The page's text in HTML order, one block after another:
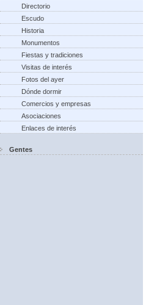
Directorio
Escudo
Historia
Monumentos
Fiestas y tradiciones
Visitas de interés
Fotos del ayer
Dónde dormir
Comercios y empresas
Asociaciones
Enlaces de interés
Gentes